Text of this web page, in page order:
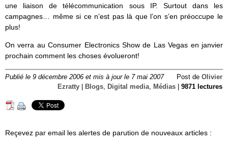
une liaison de télécommunication sous IP. Surtout dans les
campagnes… même si ce n’est pas là que l’on s’en préoccupe le
plus!
On verra au Consumer Electronics Show de Las Vegas en janvier
prochain comment les choses évolueront!
Publié le 9 décembre 2006 et mis à jour le 7 mai 2007 Post de Olivier
Ezratty
Blogs, Digital media, Médias 9871 lectures
Reçevez par email les alertes de parution de nouveaux articles :